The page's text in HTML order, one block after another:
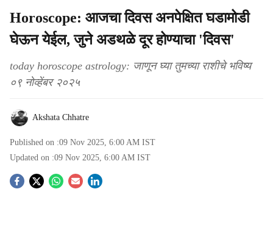
Horoscope: आजचा दिवस अनपेक्षित घडामोडी
घेऊन येईल, जुने अडथळे दूर होण्याचा 'दिवस'
today horoscope astrology: जाणून घ्या तुमच्या राशीचे भविष्य
०९ नोव्हेंबर २०२५
Akshata Chhatre
Published on :09 Nov 2025, 6:00 AM IST
Updated on :09 Nov 2025, 6:00 AM IST
S